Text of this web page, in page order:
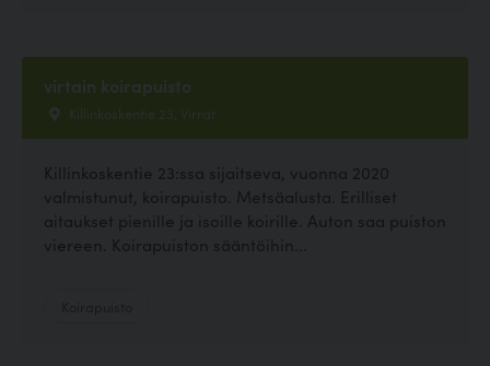
virtain koirapuisto
Killinkoskentie 23, Virrat
Killinkoskentie 23:ssa sijaitseva, vuonna 2020
valmistunut, koirapuisto. Metsäalusta. Erilliset
aitaukset pienille ja isoille koirille. Auton saa puiston
viereen. Koirapuiston sääntöihin...